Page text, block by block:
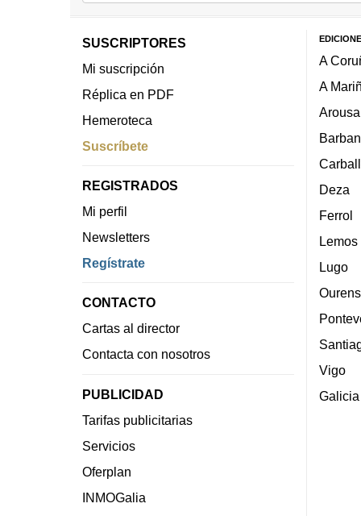
SUSCRIPTORES
Mi suscripción
Réplica en PDF
Hemeroteca
Suscríbete
REGISTRADOS
Mi perfil
Newsletters
Regístrate
CONTACTO
Cartas al director
Contacta con nosotros
PUBLICIDAD
Tarifas publicitarias
Servicios
Oferplan
INMOGalia
A
A
Arousa
Deza
Ferrol
Lemos
Lugo
Vigo